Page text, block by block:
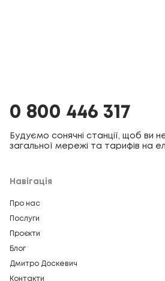
0 800 446 317
Будуємо сонячні станції, щоб ви
загальної мережі та тарифів на
Навігація
Про нас
Послуги
Проєкти
Блог
Дмитро Доскевич
Контакти